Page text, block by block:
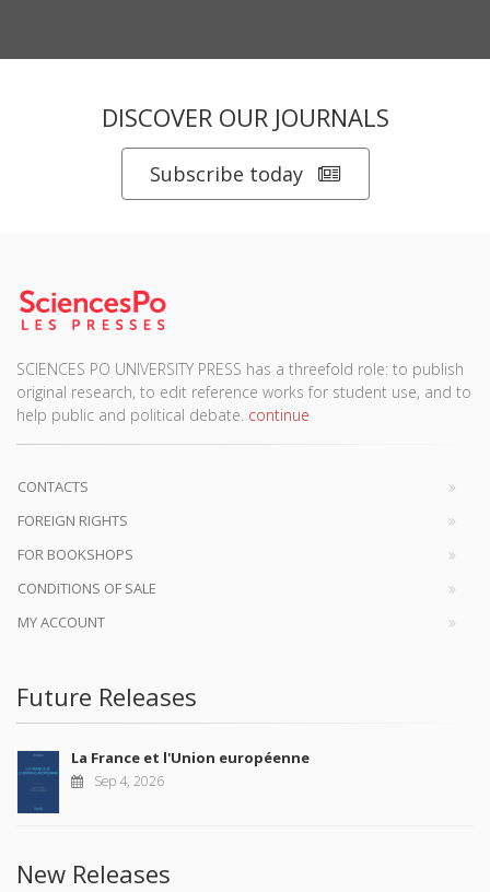
DISCOVER OUR JOURNALS
Subscribe today
SCIENCES PO UNIVERSITY PRESS has a threefold role: to publish
original research, to edit reference works for student use, and to
help public and political debate. continue
CONTACTS
FOREIGN RIGHTS
FOR BOOKSHOPS
CONDITIONS OF SALE
MY ACCOUNT
Future Releases
La France et l'Union européenne
Sep 4, 2026
New Releases